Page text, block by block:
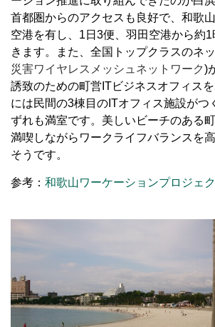
首都圏からのアクセスも良好で、和歌
空港を有し、 1 日 3便、羽田空港から約1
きます。また、全国トップクラスのネ
災害ワイヤレスメッシュネットワーク)
誘致のための町営 ITビジネスオフィスを
には民間の3棟目の ITオフィス施設がつ
ずれも満室です。美しいビーチのある
満喫しながらワークライフバランスを
そうです。
参考： 和歌山ワーケーションプロジェ